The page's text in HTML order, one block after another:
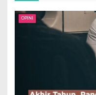
OPINI